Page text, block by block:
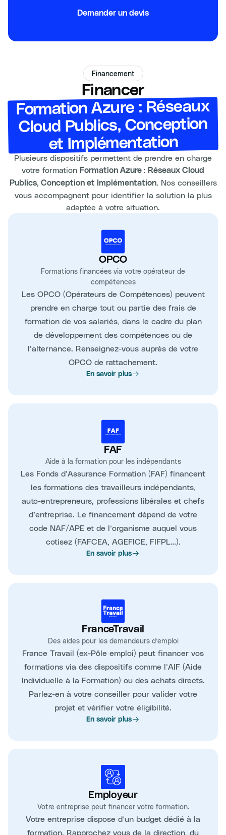
Demander un devis
Financement
Financer
Formation Azure : Réseaux
Cloud Publics, Conception
et Implémentation
Plusieurs dispositifs permettent de prendre en charge
votre formation Formation Azure : Réseaux Cloud
Publics, Conception et Implémentation. Nos conseillers
vous accompagnent pour identifier la solution la plus
adaptée à votre situation.
OPCO
Formations financées via votre opérateur de
compétences
Les OPCO (Opérateurs de Compétences) peuvent
prendre en charge tout ou partie des frais de
formation de vos salariés, dans le cadre du plan
de développement des compétences ou de
l’alternance. Renseignez-vous auprès de votre
OPCO de rattachement.
En savoir plus
FAF
Aide à la formation pour les indépendants
Les Fonds d’Assurance Formation (FAF) financent
les formations des travailleurs indépendants,
auto-entrepreneurs, professions libérales et chefs
d’entreprise. Le financement dépend de votre
code NAF/APE et de l’organisme auquel vous
cotisez (FAFCEA, AGEFICE, FIFPL…).
En savoir plus
FranceTravail
Des aides pour les demandeurs d’emploi
France Travail (ex-Pôle emploi) peut financer vos
formations via des dispositifs comme l’AIF (Aide
Individuelle à la Formation) ou des achats directs.
Parlez-en à votre conseiller pour valider votre
projet et vérifier votre éligibilité.
En savoir plus
Employeur
Votre entreprise peut financer votre formation.
Votre entreprise dispose d’un budget dédié à la
formation. Rapprochez vous de la direction, du